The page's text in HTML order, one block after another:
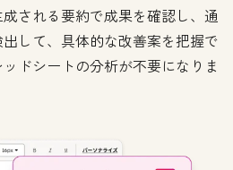
される要約で成果を確認し、通
して、具体的な改善案を把握で
ドシートの分析が不要になりま